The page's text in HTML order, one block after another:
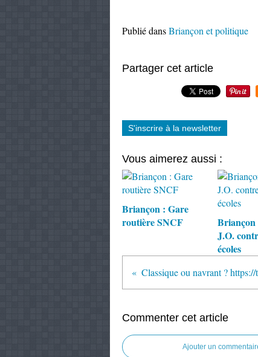
Publié dansBriançon et politique
Partager cet article
S'inscrire à la newsletter
Vous aimerez aussi :
Briançon : Gare
routière SNCF
Briançon
J.O.
écoles
Commenter cet article
Ajouter un